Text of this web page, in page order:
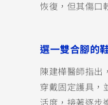
恢復，但其傷口
選一雙合腳的
陳建樺醫師指出
穿戴固定護具，